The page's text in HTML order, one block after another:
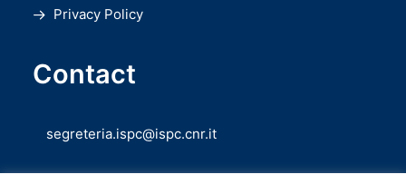
Privacy Policy
Contact
segreteria.ispc@ispc.cnr.it